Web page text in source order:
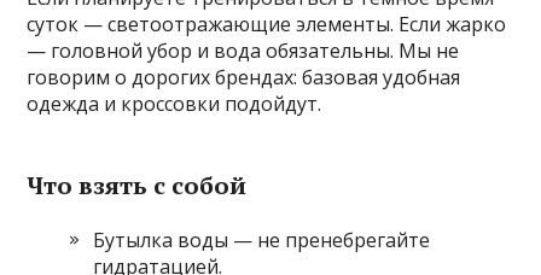
суток — светоотражающие элементы. Если жарко
— головной убор и вода обязательны. Мы не
говорим о дорогих брендах: базовая удобная
одежда и кроссовки подойдут.
Что взять с собой
Бутылка воды — не пренебрегайте
гидратацией.